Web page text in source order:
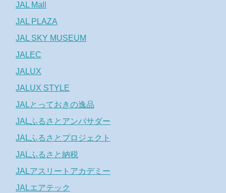
JAL Mall
JAL PLAZA
JAL SKY MUSEUM
JALEC
JALUX
JALUX STYLE
JALとっておきの逸品
JALふるさとアンバサダー
JALふるさとプロジェクト
JALふるさと納税
JALアスリートアカデミー
JALエアテック